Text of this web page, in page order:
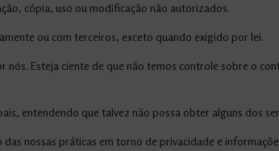
cópia, uso ou modificação não autorizados.
ou com terceiros, exceto quando exigido por lei.
Esteja ciente de que não temos controle sobre o
entendendo que talvez não possa obter alguns dos
nossas práticas em torno de privacidade e